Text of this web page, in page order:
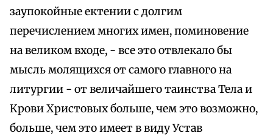
заупокойные ектении с долгим
перечислением многих имен, поминовение
на великом входе, - все это отвлекало бы
мысль молящихся от самого главного на
литургии - от величайшего таинства Тела и
Крови Христовых больше, чем это возможно,
больше, чем это имеет в виду Устав